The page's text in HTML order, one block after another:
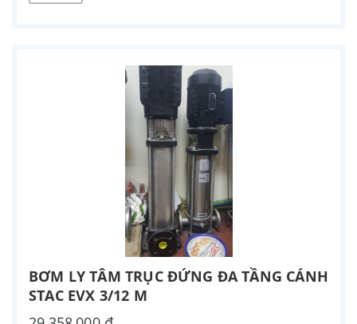
BƠM LY TÂM TRỤC ĐỨNG ĐA TẦNG CÁNH
STAC EVX 3/12 M